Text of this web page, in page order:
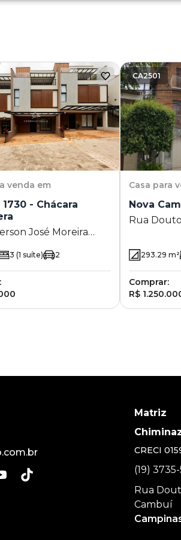
venda em
- Chácara
José Moreira
- SP
3 (1 suíte) 2
CA2501
Casa para
Nova
Rua
- SP
293.29 m²
Comprar:
R$
Matriz
CRECI
(19)
Rua
Cambuí